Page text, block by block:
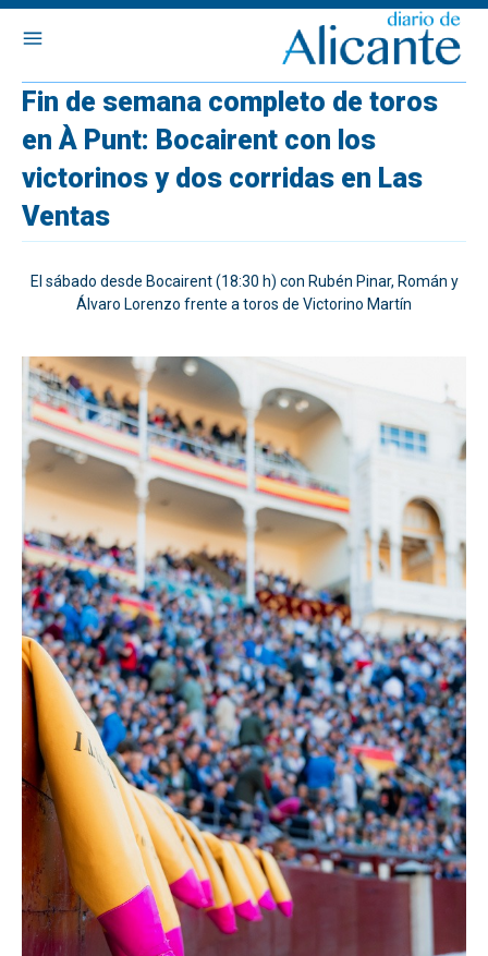
Fin de semana completo de toros
en À Punt: Bocairent con los
victorinos y dos corridas en Las
Ventas
El sábado desde Bocairent (18:30 h) con Rubén Pinar, Román y
Álvaro Lorenzo frente a toros de Victorino Martín